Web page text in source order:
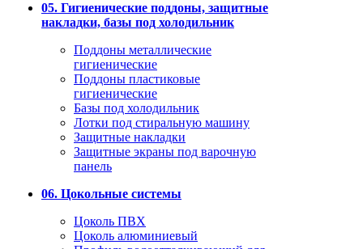
05. Гигиенические поддоны, защитные
накладки, базы под холодильник
Поддоны металлические
гигиенические
Поддоны пластиковые
гигиенические
Базы под холодильник
Лотки под стиральную машину
Защитные накладки
Защитные экраны под варочную
панель
06. Цокольные системы
Цоколь ПВХ
Цоколь алюминиевый